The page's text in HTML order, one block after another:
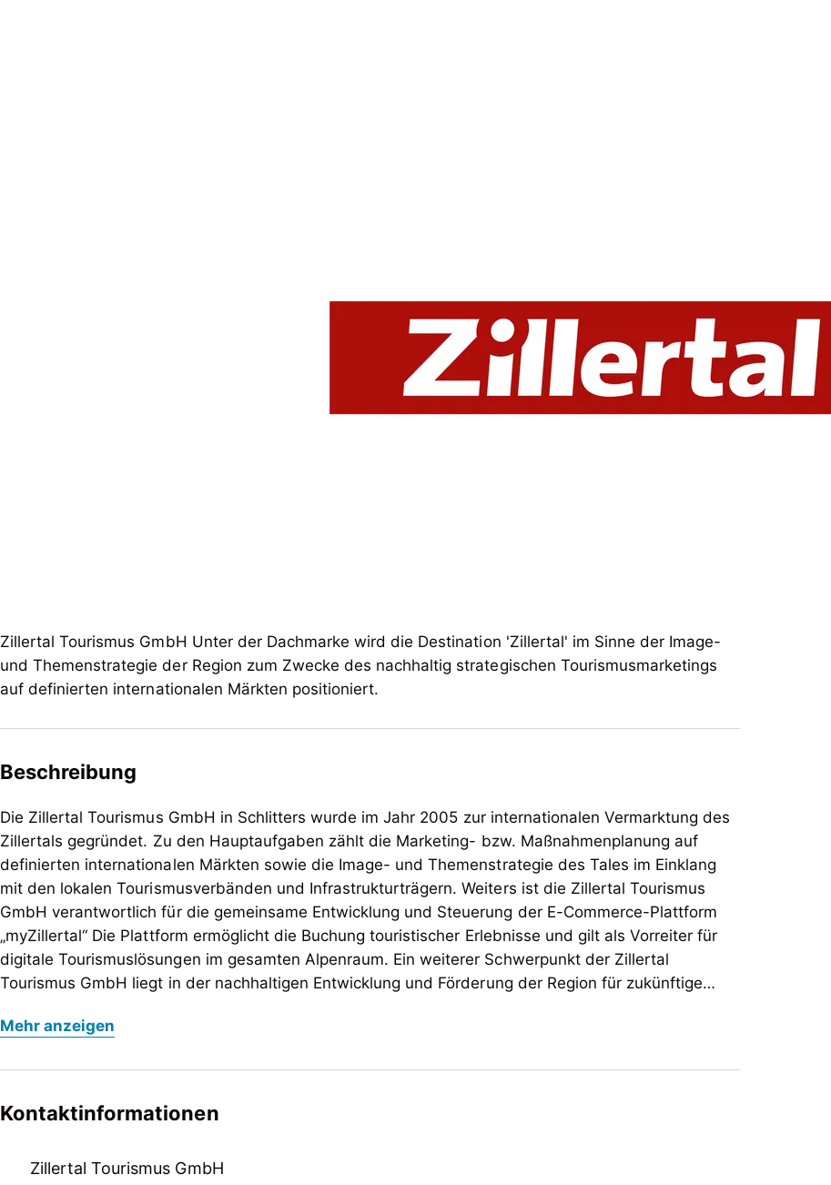
Zillertal Tourismus GmbH Unter der Dachmarke wird die Destination 'Zillertal' im Sinne der Image-
und Themenstrategie der Region zum Zwecke des nachhaltig strategischen Tourismusmarketings
auf definierten internationalen Märkten positioniert.
Beschreibung
Die Zillertal Tourismus GmbH in Schlitters wurde im Jahr 2005 zur internationalen Vermarktung des
Zillertals gegründet. Zu den Hauptaufgaben zählt die Marketing- bzw. Maßnahmenplanung auf
definierten internationalen Märkten sowie die Image- und Themenstrategie des Tales im Einklang
mit den lokalen Tourismusverbänden und Infrastrukturträgern. Weiters ist die Zillertal Tourismus
GmbH verantwortlich für die gemeinsame Entwicklung und Steuerung der E-Commerce-Plattform
„myZillertal“ Die Plattform ermöglicht die Buchung touristischer Erlebnisse und gilt als Vorreiter für
digitale Tourismuslösungen im gesamten Alpenraum. Ein weiterer Schwerpunkt der Zillertal
Tourismus GmbH liegt in der nachhaltigen Entwicklung und Förderung der Region für zukünftige
Mayrhofen-Hippach und Tux-Finkenberg sowie den örtlichen Bergbahnen informiert die Zillertal
Gästeankünften zählt das Zillertal zu den größten Tourismusdestinationen im gesamten DACH-
Raum.
Zillertals gegründet. Zu den Hauptaufgaben zählt die Marketing- bzw. Maßnahmenplanung auf
GmbH verantwortlich für die gemeinsame Entwicklung und Steuerung der E-Commerce-Plattform
„myZillertal“ Die Plattform ermöglicht die Buchung touristischer Erlebnisse und gilt als Vorreiter für
Tourismus GmbH liegt in der nachhaltigen Entwicklung und Förderung der Region für zukünftige
Mehr anzeigen
Kontaktinformationen
Zillertal Tourismus GmbH